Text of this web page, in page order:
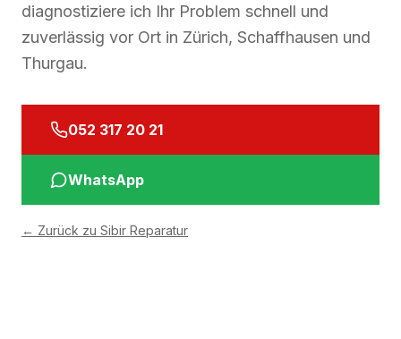
diagnostiziere ich Ihr Problem schnell und
zuverlässig vor Ort in Zürich, Schaffhausen und
Thurgau.
052 317 20 21
WhatsApp
← Zurück zu Sibir Reparatur